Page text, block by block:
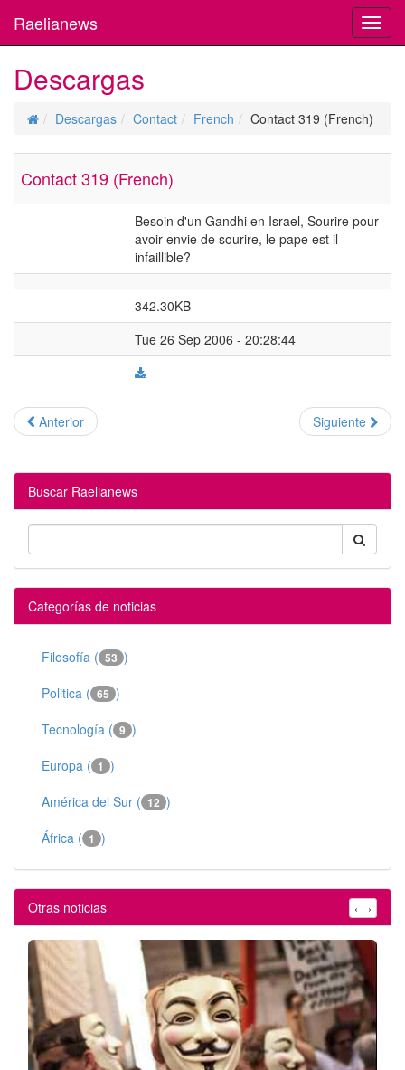
Raelianews
Descargas
Descargas Contact French Contact 319 (French)
Contact 319 (French)
Besoin d'un Gandhi en Israel, Sourire pour
avoir envie de sourire, le pape est il
infaillible?
342.30KB
Tue 26 Sep 2006 - 20:28:44
Anterior Siguiente
Buscar Raelianews
Categorías de noticias
Filosofía ( 53 )
Politica ( 65 )
Tecnología ( 9 )
Europa ( 1 )
América del Sur ( 12 )
África ( 1 )
Otras noticias ‹ ›